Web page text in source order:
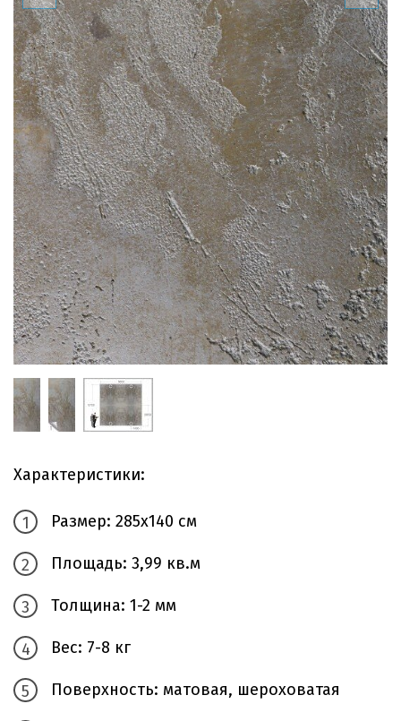
Характеристики:
Размер: 285х140 см
Площадь: 3,99 кв.м
Толщина: 1-2 мм
Вес: 7-8 кг
Поверхность: матовая, шероховатая